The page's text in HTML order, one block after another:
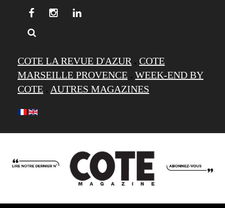
COTE LA REVUE D'AZUR . COTE
MARSEILLE PROVENCE . WEEK-END BY
COTE . AUTRES MAGAZINES